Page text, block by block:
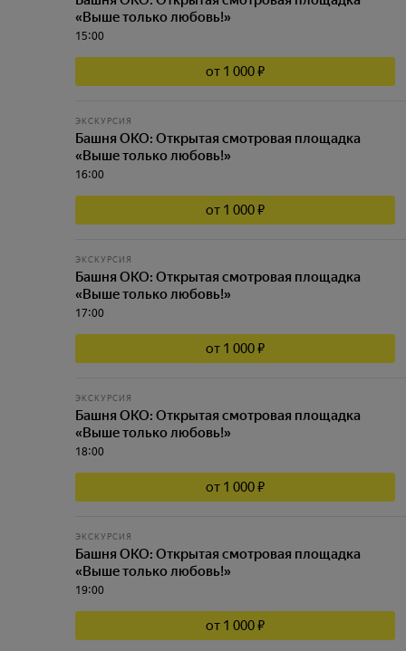
«Выше только любовь!»
15:00
от 1 000 ₽
ЭКСКУРСИЯ
Башня ОКО: Открытая смотровая площадка
«Выше только любовь!»
16:00
от 1 000 ₽
ЭКСКУРСИЯ
Башня ОКО: Открытая смотровая площадка
«Выше только любовь!»
17:00
от 1 000 ₽
ЭКСКУРСИЯ
Башня ОКО: Открытая смотровая площадка
«Выше только любовь!»
18:00
от 1 000 ₽
ЭКСКУРСИЯ
Башня ОКО: Открытая смотровая площадка
«Выше только любовь!»
19:00
от 1 000 ₽